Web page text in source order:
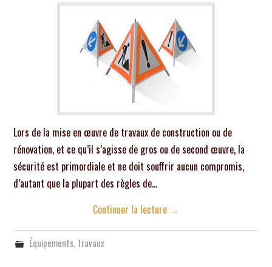
Lors de la mise en œuvre de travaux de construction ou de
rénovation, et ce qu’il s’agisse de gros ou de second œuvre, la
sécurité est primordiale et ne doit souffrir aucun compromis,
d’autant que la plupart des règles de…
Continuer la lecture →
Équipements,Travaux